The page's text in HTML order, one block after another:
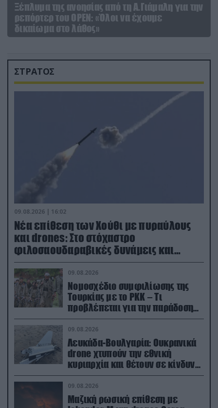
Ξέπλυμα της ανοησίας από τη Α.Γιάμαλη για την
ρεπόρτερ του ΟΡΕΝ: «Όλοι να έχουμε
δικαίωμα στο λάθος»
ΣΤΡΑΤΟΣ
09.08.2026 | 16:02
Νέα επίθεση των Χούθι με πυραύλους
και drones: Στο στόχαστρο
φιλοσαουδαραβικές δυνάμεις και
εγκαταστάσεις
09.08.2026
Νομοσχέδιο συμφιλίωσης της
Τουρκίας με το ΡΚΚ – Τι
προβλέπεται για την παράδοση
των όπλων
09.08.2026
Λευκάδα-Βουλγαρία: Ουκρανικά
drone χτυπούν την εθνική
κυριαρχία και θέτουν σε κίνδυνο
οικονομίες χωρών του ΝΑΤΟ
09.08.2026
Μαζική ρωσική επίθεση με